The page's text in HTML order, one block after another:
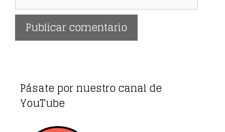
Pásate por nuestro canal de
YouTube